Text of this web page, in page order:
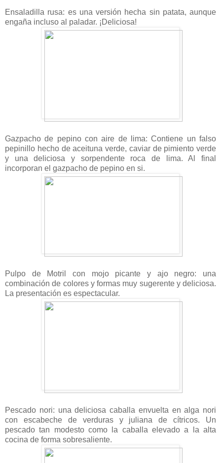
Ensaladilla rusa: es una versión hecha sin patata, aunque
engaña incluso al paladar. ¡Deliciosa!
Gazpacho de pepino con aire de lima: Contiene un falso
pepinillo hecho de aceituna verde, caviar de pimiento verde
y una deliciosa y sorpendente roca de lima. Al final
incorporan el gazpacho de pepino en si.
Pulpo de Motril con mojo picante y ajo negro: una
combinación de colores y formas muy sugerente y deliciosa.
La presentación es espectacular.
Pescado nori: una deliciosa caballa envuelta en alga nori
con escabeche de verduras y juliana de cítricos. Un
pescado tan modesto como la caballa elevado a la alta
cocina de forma sobresaliente.